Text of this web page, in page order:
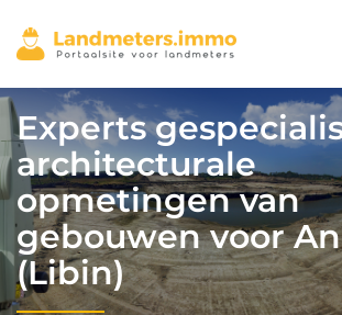
Experts
architecturale
opmetingen van
gebouwen voor
(Libin)